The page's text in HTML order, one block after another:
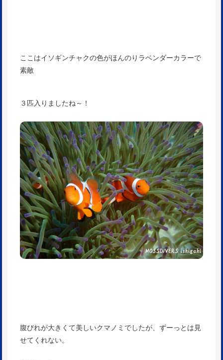
ここはイソギンチャクの色がほんのりラベンダーカラーで
素敵
３匹入りましたね～！
腹びれが大きくて美しいクマノミでしたが、ずーっとは見
せてくれない。